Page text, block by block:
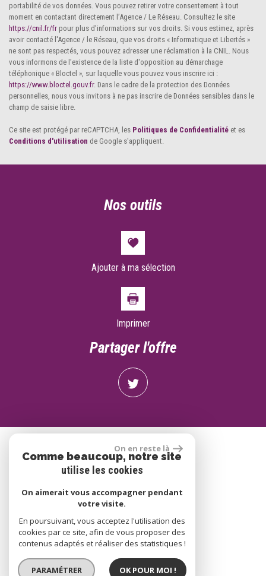
Presse et Tabac
statistiques
Nombre d'habitants
26 120
Propriétaires (vs. locataires)
27,76 %
Taxe foncière
portabilité de vos données. Vous pouvez retirer votre consentement à tout
moment en contactant directement l’Agence / Le Réseau. Consultez le site
https://cnil.fr/fr pour plus d’informations sur vos droits. Si vous estimez, après
avoir contacté l'Agence / le Réseau, que vos droits « Informatique et Libertés »
ne sont pas respectés, vous pouvez adresser une réclamation à la CNIL. Nous
vous informons de l’existence de la liste d'opposition au démarchage
téléphonique « Bloctel », sur laquelle vous pouvez vous inscrire ici :
https://www.bloctel.gouv.fr. Dans le cadre de la protection des Données
personnelles, nous vous invitons à ne pas inscrire de Données sensibles dans le
champ de saisie libre.
Ce site est protégé par reCAPTCHA, les Politiques de Confidentialité et es
Conditions d'utilisation de Google s'appliquent.
nos outils
Ajouter à ma sélection
Imprimer
partager l'offre
Se connecter
Espace propriétaire
réalisé par
On en reste là
Comme beaucoup, notre site
utilise les cookies
On aimerait vous accompagner pendant
votre visite.
En poursuivant, vous acceptez l'utilisation des
cookies par ce site, afin de vous proposer des
contenus adaptés et réaliser des statistiques !
PARAMÉTRER OK POUR MOI !